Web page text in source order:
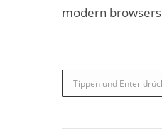
modern browsers
Search: